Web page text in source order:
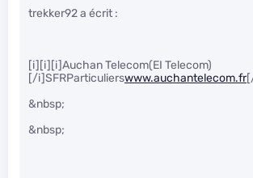
trekker92 a écrit :
[i][i][i]Auchan Telecom(EI Telecom)
[/i]SFRParticulierswww.auchantelecom.fr
&nbsp;
&nbsp;